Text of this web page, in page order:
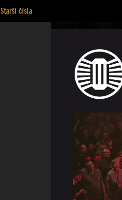
Starší čísla